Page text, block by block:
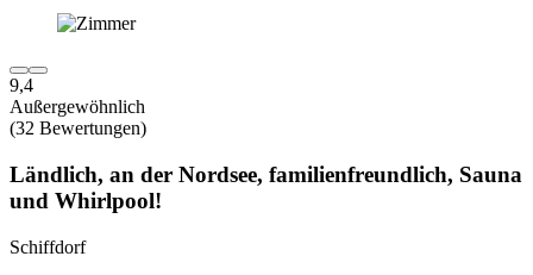
9,4
Außergewöhnlich
(32 Bewertungen)
Ländlich, an der Nordsee, familienfreundlich, Sauna
und Whirlpool!
Schiffdorf